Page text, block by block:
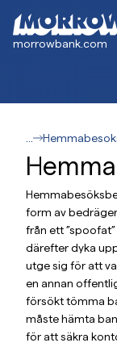
huvudinnehåll
morrowbank.com
form av
från ett
därefter dyka
utge sig för att
en annan
försökt tömma
måste hämta
för att säkra